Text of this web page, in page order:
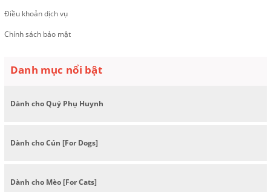
Điều khoản dịch vụ
Chính sách bảo mật
Danh mục nổi bật
Dành cho Quý Phụ Huynh
Dành cho Cún [For Dogs]
Dành cho Mèo [For Cats]